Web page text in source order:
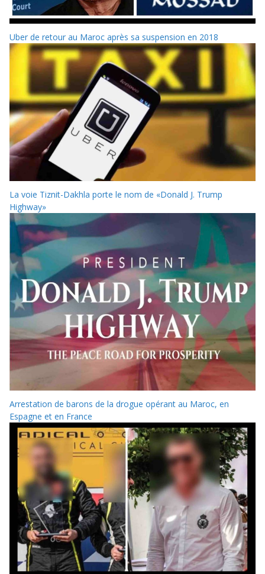
Uber de retour au Maroc après sa suspension en 2018
La voie Tiznit-Dakhla porte le nom de «Donald J. Trump
Highway»
Arrestation de barons de la drogue opérant au Maroc, en
Espagne et en France